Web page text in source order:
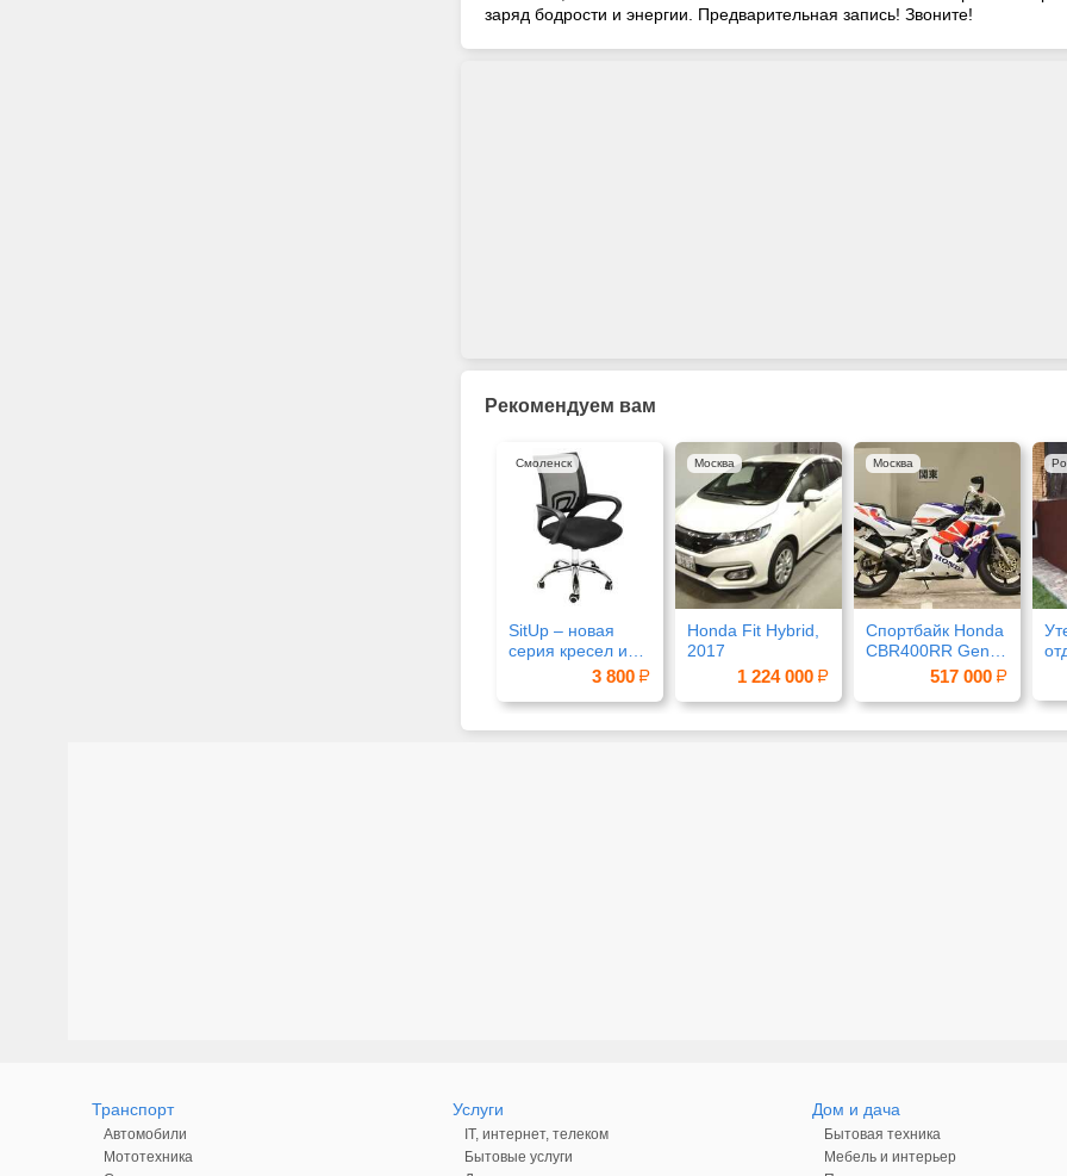
заряд бодрости и энергии. Предварительная запись! Звоните!
Рекомендуем вам
SitUp – новая
серия кресел и
3 800
Смоленск
Honda Fit Hybrid,
2017
1 224 000
Москва
Спортбайк Honda
CBR400RR Gen.2
рама NC29517 000
Москва
Транспорт
Автомобили
Мототехника
Услуги
IT, интернет, телеком
Бытовые услуги
Дом и дача
Бытовая техника
Мебель и интерьер